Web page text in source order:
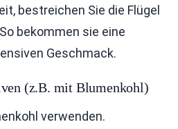
bestreichen Sie die Flügel
bekommen sie eine
Geschmack.
(z.B. mit Blumenkohl)
verwenden.